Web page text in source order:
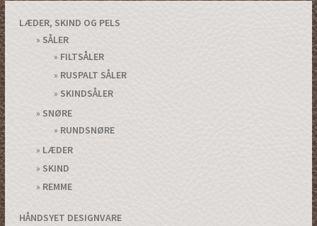
LÆDER, SKIND OG PELS
SÅLER
FILTSÅLER
RUSPALT SÅLER
SKINDSÅLER
SNØRE
RUNDSNØRE
LÆDER
SKIND
REMME
HÅNDSYET DESIGNVARE